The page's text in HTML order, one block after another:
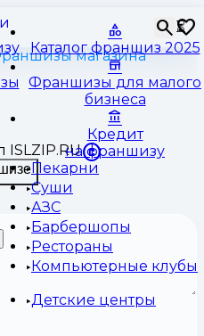
⏳
Каталог франшиз 2025
Франшизы для малого
бизнеса
Кредит
на франшизу
Пекарни
Суши
АЗС
Барбершопы
Рестораны
Компьютерные клубы
Детские центры
магазина